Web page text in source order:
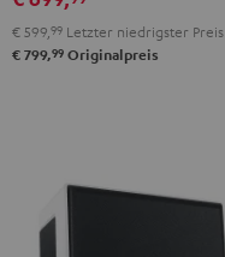
250250
€ 599, 99 Letzter niedrigster Preis
€ 799,99 Originalpreis